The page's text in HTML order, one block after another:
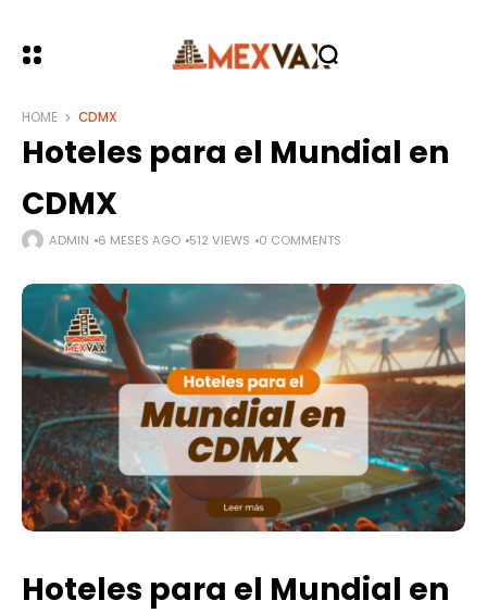
HOME CDMX
Hoteles para el Mundial en
CDMX
ADMIN 6 MESES AGO 512 VIEWS 0 COMMENTS
Hoteles para el Mundial en